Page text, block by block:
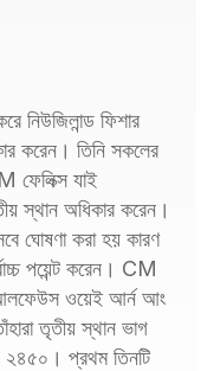
নিউজিলান্ড ফিশার
করেন। তিনি সকলের
ফেলিক্স যাই
স্থান অধিকার করেন।
ঘোষণা করা হয় কারণ
পয়েন্ট করেন। CM
ওয়েই আর্ন আং
তৃতীয় স্থান ভাগ
প্রথম তিনটি